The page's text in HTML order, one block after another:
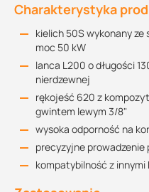
Charakterystyka
kielich 50S wykonany
moc 50 kW
lanca L200 o długości
nierdzewnej
rękojeść 620 z
gwintem lewym 3/8"
wysoka odporność na
precyzyjne prowadzenie
kompatybilność z